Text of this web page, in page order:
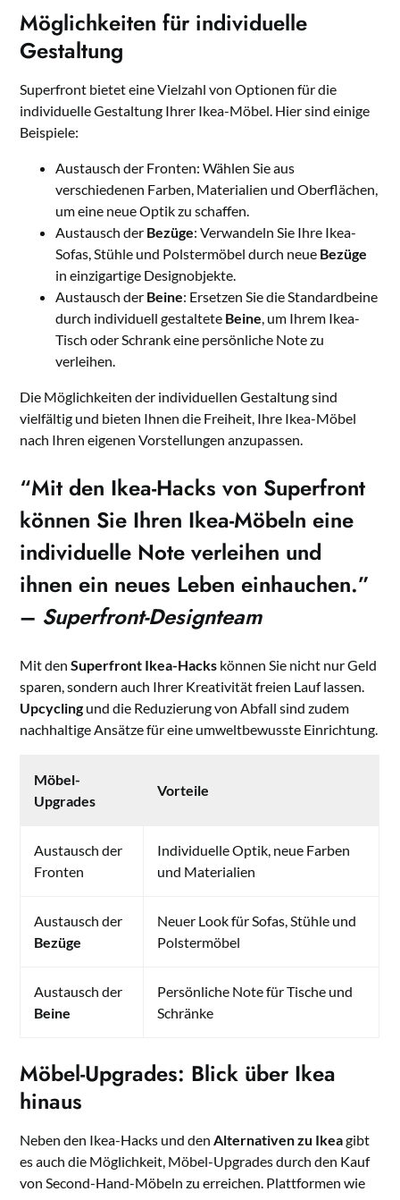
Möglichkeiten für individuelle
Gestaltung
Superfront bietet eine Vielzahl von Optionen für die
individuelle Gestaltung Ihrer Ikea-Möbel. Hier sind einige
Beispiele:
Austausch der Fronten: Wählen Sie aus
verschiedenen Farben, Materialien und Oberflächen,
um eine neue Optik zu schaffen.
Austausch der Bezüge: Verwandeln Sie Ihre Ikea-
Sofas, Stühle und Polstermöbel durch neue Bezüge
in einzigartige Designobjekte.
Austausch der Beine: Ersetzen Sie die Standardbeine
durch individuell gestaltete Beine, um Ihrem Ikea-
Tisch oder Schrank eine persönliche Note zu
verleihen.
Die Möglichkeiten der individuellen Gestaltung sind
vielfältig und bieten Ihnen die Freiheit, Ihre Ikea-Möbel
nach Ihren eigenen Vorstellungen anzupassen.
“Mit den Ikea-Hacks von Superfront
können Sie Ihren Ikea-Möbeln eine
individuelle Note verleihen und
ihnen ein neues Leben einhauchen.”
– Superfront-Designteam
Mit denSuperfront Ikea-Hacks können Sie nicht nur Geld
sparen, sondern auch Ihrer Kreativität freien Lauf lassen.
Upcycling und die Reduzierung von Abfall sind zudem
nachhaltige Ansätze für eine umweltbewusste Einrichtung.
Möbel-
Upgrades
Vorteile
Austausch der
Fronten
Individuelle Optik, neue Farben
und Materialien
Austausch der
Bezüge
Neuer Look für Sofas, Stühle und
Polstermöbel
Austausch der
Beine
Persönliche Note für Tische und
Schränke
Möbel-Upgrades: Blick über Ikea
hinaus
Neben den Ikea-Hacks und denAlternativen zu Ikeagibt
es auch die Möglichkeit, Möbel-Upgrades durch den Kauf
von Second-Hand-Möbeln zu erreichen. Plattformen wie